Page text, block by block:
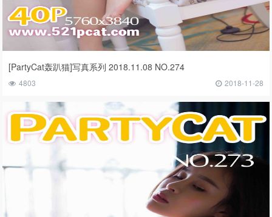
[PartyCat轰趴猫]写真系列 2018.11.08 NO.274
4803 2018-11-28